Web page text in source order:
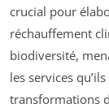
crucial pour
réchauffement
biodiversité,
les services
transformations